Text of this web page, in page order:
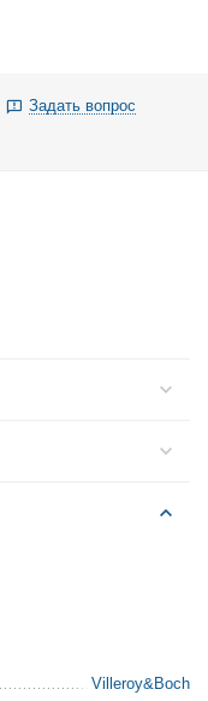
Задать вопрос
Villeroy&Boch